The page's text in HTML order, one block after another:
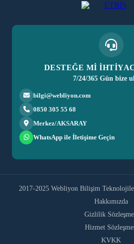
DESTEĞE Mİ
7/24/365 Gün bize
bilgi@webliyon.com
0850 305 55 68
Merkez/AKSARAY
WhatsApp ile İletişime Geçin
2017-2025 Webliyon Bilişim
Hakkımızda
Gizlilik
Hizmet
KVKK